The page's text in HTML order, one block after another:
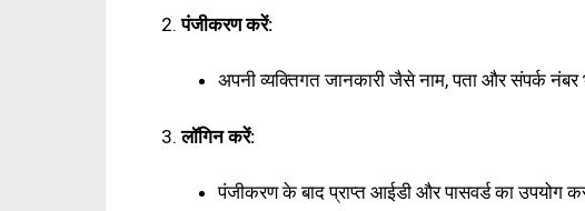
2.पंजीकरण करें:
अपनी व्यक्तिगत जानकारी जैसे नाम, पता और संपर्क
3.लॉगिन करें:
पंजीकरण के बाद प्राप्त आईडी और पासवर्ड का उपयोग